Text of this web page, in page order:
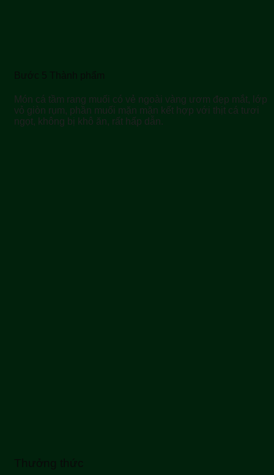
Bước 5 Thành phẩm
Món cá tầm rang muối có vẻ ngoài vàng ươm đẹp mắt, lớp
vỏ giòn rụm, phần muối mặn mặn kết hợp với thịt cá tươi
ngọt, không bị khô ăn, rất hấp dẫn.
Thưởng thức